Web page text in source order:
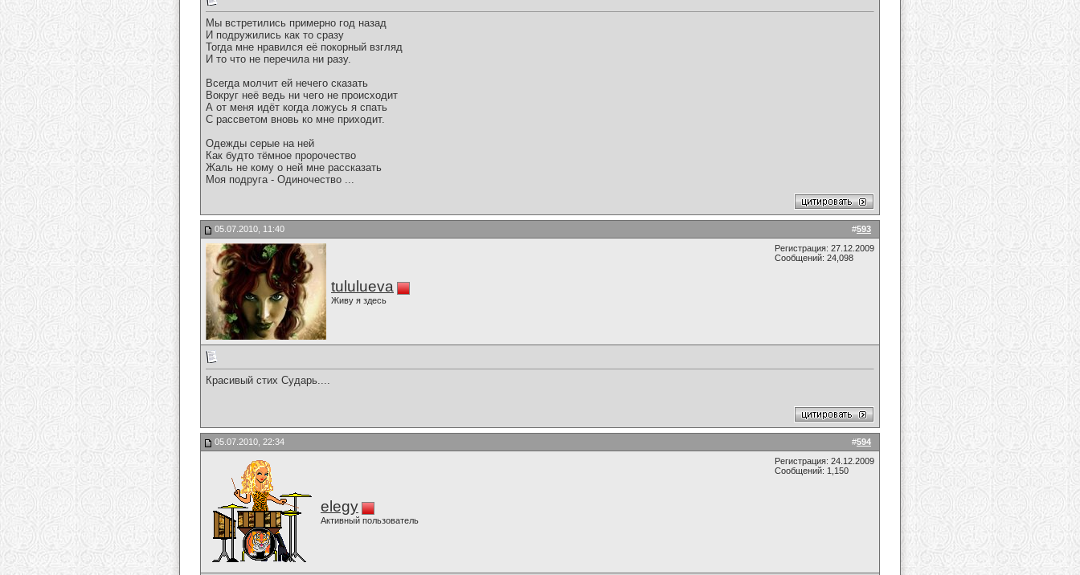
Мы встретились примерно год назад
И подружились как то сразу
Тогда мне нравился её покорный взгляд
И то что не перечила ни разу.
Всегда молчит ей нечего сказать
Вокруг неё ведь ни чего не происходит
А от меня идёт когда ложусь я спать
С рассветом вновь ко мне приходит.
Одежды серые на ней
Как будто тёмное пророчество
Жаль не кому о ней мне рассказать
Моя подруга - Одиночество ...
#593
05.07.2010, 11:40
tululueva
Живу я здесь
Регистрация: 27.12.2009
Сообщений: 24,098
Красивый стих Сударь....
#594
05.07.2010, 22:34
elegy
Активный пользователь
Регистрация: 24.12.2009
Сообщений: 1,150